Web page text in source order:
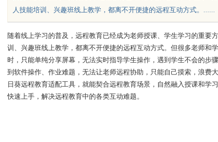
人技能培训、兴趣班线上教学，都离不开便捷的远程互动方式。......
随着线上学习的普及，远程教育已经成为老师授课、学生学习的重要
训、兴趣班线上教学，都离不开便捷的远程互动方式。但很多老师和
时，只能单纯分享屏幕，无法实时指导学生操作，遇到学生不会的步
到软件操作、作业难题，无法让老师远程协助，只能自己摸索，浪费
日葵远程教育适配工具，就能契合远程教育场景，自然融入授课和学
快速上手，解决远程教育中的各类互动难题。
家在现代制造
趋势
体育冠军代言人：激励与品牌共赢的
力量剖析